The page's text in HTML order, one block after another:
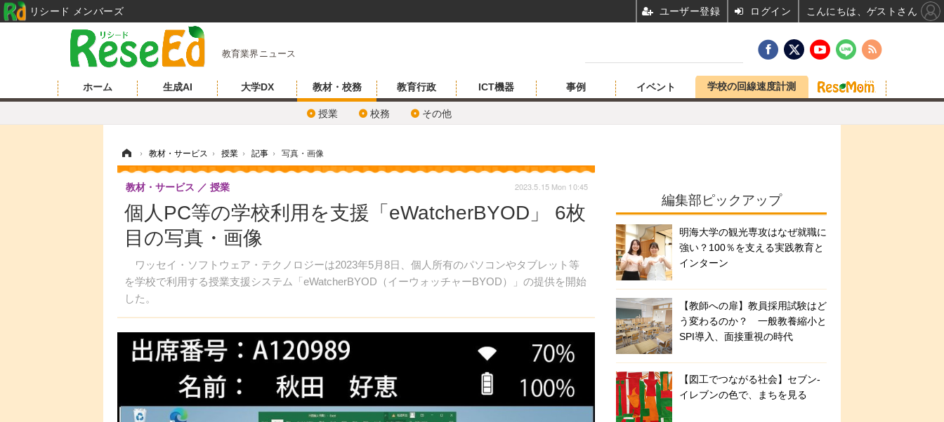
教育業界ニュース
ホーム 生成AI 大学DX 教材・校務
授業 校務 その他
教育行政 ICT機器 事例 イベント 学校の回線速度計測
› 教材・サービス › 授業 › 記事 › 写真・画像
個人PC等の学校利用を支援「eWatcherBYOD」 6枚
目の写真・画像
ワッセイ・ソフトウェア・テクノロジーは2023年5月8日、個人所有のパソコンやタブレット等
を学校で利用する授業支援システム「eWatcherBYOD（イーウォッチャーBYOD）」の提供を開始
した。
教材・サービス 授業 2023.5.15 Mon 10:45
編集部ピックアップ
明海大学の観光専攻はなぜ就職に
強い？100％を支える実践教育と
インターン
【教師への扉】教員採用試験はど
う変わるのか？ 一般教養縮小と
SPI導入、面接重視の時代
【図工でつながる社会】セブン‐
イレブンの色で、まちを見る
リシード メンバーズ ユーザー登録 ログイン こんにちは、ゲストさん